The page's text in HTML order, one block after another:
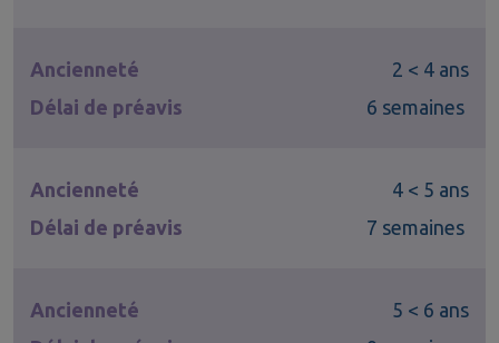
Ancienneté
2 < 4 ans
Délai de préavis
6 semaines
Ancienneté
4 < 5 ans
Délai de préavis
7 semaines
Ancienneté
5 < 6 ans